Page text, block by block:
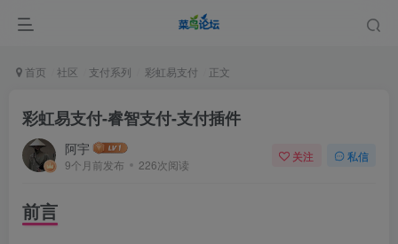
首页 社区 支付系列 彩虹易支付 正文
彩虹易支付-睿智支付-支付插件
阿宇
9个月前发布 226次阅读
关注 私信
前言